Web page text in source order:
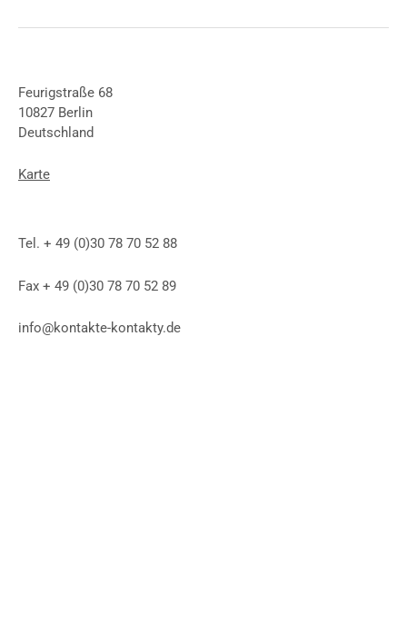
Feurigstraße 68
10827 Berlin
Deutschland
Karte
Tel. + 49 (0)30 78 70 52 88
Fax + 49 (0)30 78 70 52 89
info@kontakte-kontakty.de